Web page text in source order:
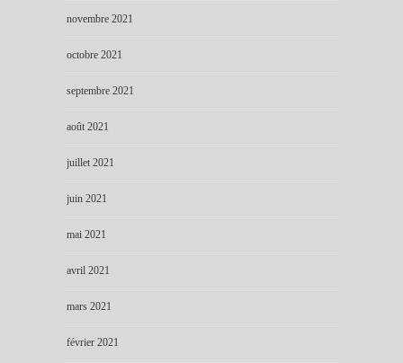
novembre 2021
octobre 2021
septembre 2021
août 2021
juillet 2021
juin 2021
mai 2021
avril 2021
mars 2021
février 2021